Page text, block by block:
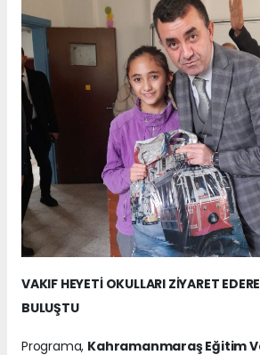
VAKIF HEYETİ OKULLARI ZİYARET
BULUŞTU
Programa, Kahramanmaraş Eğitim